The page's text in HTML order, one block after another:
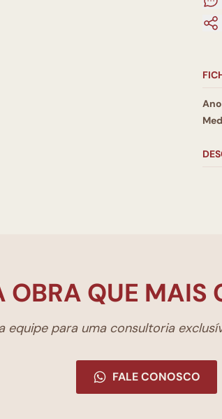
OBRA QUE
equipe para uma consultoria
FALE CONOSCO